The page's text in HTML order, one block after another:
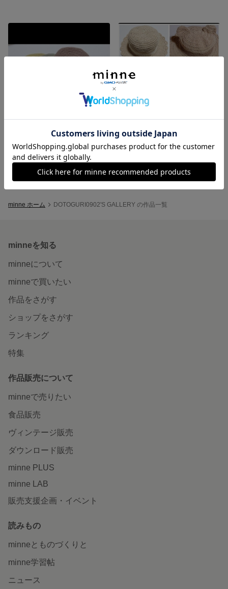
≪オーダー専用≫ベレー帽 ベビー帽子🖤
1,500円
1,600円
minne ホーム DOTOGURI0902'S GALLERY の作品一覧
minneを知る
minneについて
minneで買いたい
作品をさがす
ショップをさがす
ランキング
特集
作品販売について
minneで売りたい
食品販売
ヴィンテージ販売
ダウンロード販売
minne PLUS
minne LAB
販売支援企画・イベント
読みもの
minneとものづくりと
minne学習帖
ニュース